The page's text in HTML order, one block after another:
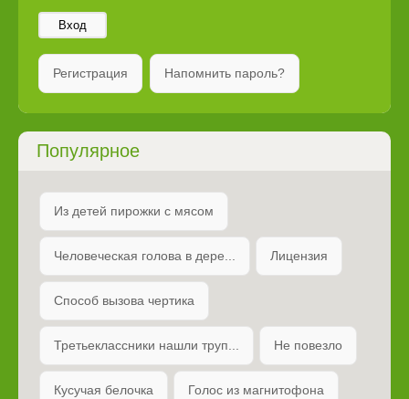
Вход
Регистрация Напомнить пароль?
Популярное
Из детей пирожки с мясом
Человеческая голова в дере... Лицензия
Способ вызова чертика
Третьеклассники нашли труп... Не повезло
Кусучая белочка Голос из магнитофона